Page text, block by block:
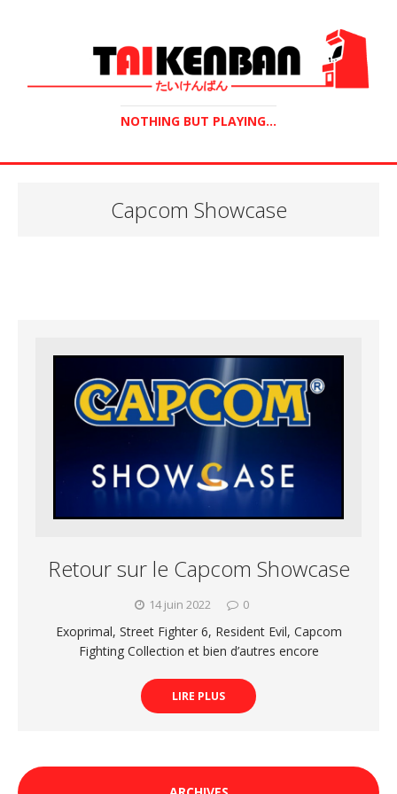
NOTHING BUT PLAYING...
Capcom Showcase
Retour sur le Capcom Showcase
14 juin 2022 0
Exoprimal, Street Fighter 6, Resident Evil, Capcom
Fighting Collection et bien d’autres encore
LIRE PLUS